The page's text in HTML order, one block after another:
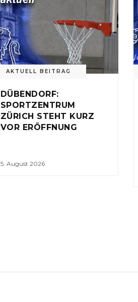
AKTUELL BEITRAG
DÜBENDORF:
SPORTZENTRUM
ZÜRICH STEHT KURZ
VOR ERÖFFNUNG
5. August 2026